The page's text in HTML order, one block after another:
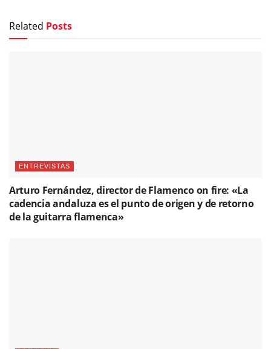
Related Posts
ENTREVISTAS
Arturo Fernández, director de Flamenco on fire: «La
cadencia andaluza es el punto de origen y de retorno
de la guitarra flamenca»